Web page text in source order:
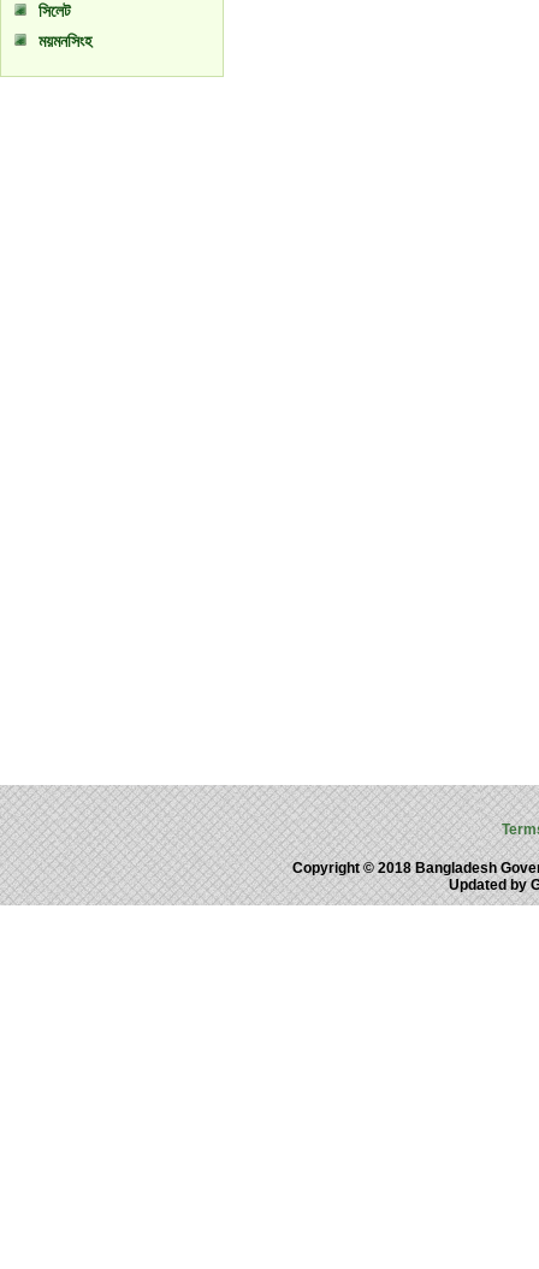
সিলেট
ময়মনসিংহ
Copyright © 2018 Bangladesh
Updated by